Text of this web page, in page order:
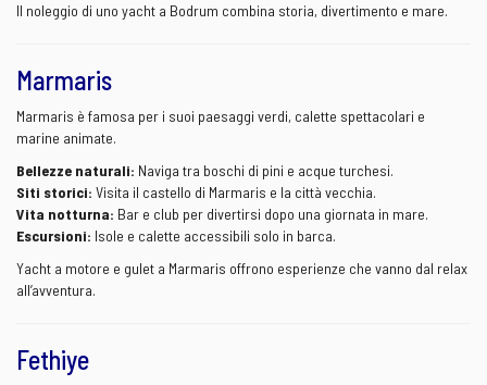
Il noleggio di uno yacht a Bodrum combina storia, divertimento e mare.
Marmaris
Marmaris è famosa per i suoi paesaggi verdi, calette spettacolari e
marine animate.
Bellezze naturali: Naviga tra boschi di pini e acque turchesi.
Siti storici: Visita il castello di Marmaris e la città vecchia.
Vita notturna: Bar e club per divertirsi dopo una giornata in mare.
Escursioni: Isole e calette accessibili solo in barca.
Yacht a motore e gulet a Marmaris offrono esperienze che vanno dal relax
all’avventura.
Fethiye